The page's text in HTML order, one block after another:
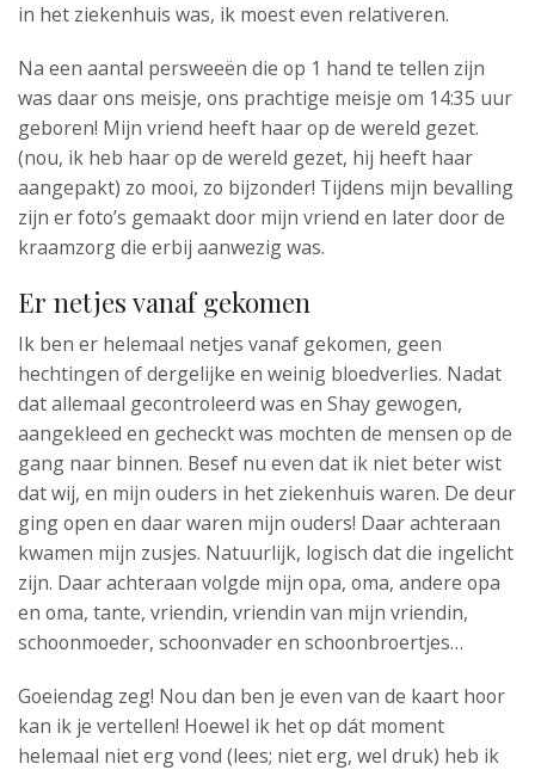
in het ziekenhuis was, ik moest even relativeren.
Na een aantal persweeën die op 1 hand te tellen zijn
was daar ons meisje, ons prachtige meisje om 14:35 uur
geboren! Mijn vriend heeft haar op de wereld gezet.
(nou, ik heb haar op de wereld gezet, hij heeft haar
aangepakt) zo mooi, zo bijzonder! Tijdens mijn bevalling
zijn er foto’s gemaakt door mijn vriend en later door de
kraamzorg die erbij aanwezig was.
Er netjes vanaf gekomen
Ik ben er helemaal netjes vanaf gekomen, geen
hechtingen of dergelijke en weinig bloedverlies. Nadat
dat allemaal gecontroleerd was en Shay gewogen,
aangekleed en gecheckt was mochten de mensen op de
gang naar binnen. Besef nu even dat ik niet beter wist
dat wij, en mijn ouders in het ziekenhuis waren. De deur
ging open en daar waren mijn ouders! Daar achteraan
kwamen mijn zusjes. Natuurlijk, logisch dat die ingelicht
zijn. Daar achteraan volgde mijn opa, oma, andere opa
en oma, tante, vriendin, vriendin van mijn vriendin,
schoonmoeder, schoonvader en schoonbroertjes…
Goeiendag zeg! Nou dan ben je even van de kaart hoor
kan ik je vertellen! Hoewel ik het op dát moment
helemaal niet erg vond (lees; niet erg, wel druk) heb ik